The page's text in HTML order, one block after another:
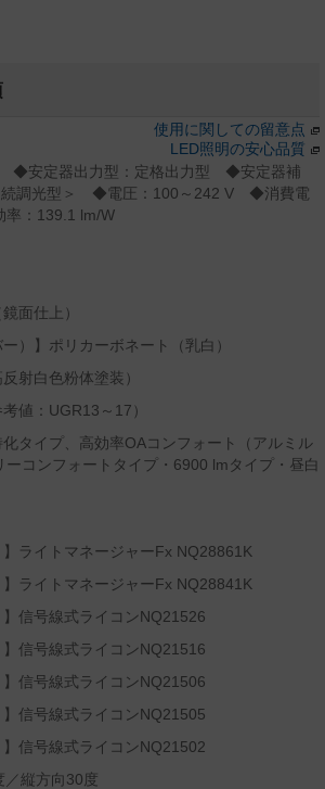
使用に関しての留意点
LED照明の安心品質
◆安定器出力型：定格出力型 ◆安定器補
続調光型＞ ◆電圧：100～242 V ◆消費電
：139.1 lm/W
面仕上）
）】ポリカーボネート（乳白）
射白色粉体塗装）
値：UGR13～17）
タイプ、高効率OAコンフォート（アルミル
コンフォートタイプ・6900 lmタイプ・昼白
】ライトマネージャーFx NQ28861K
】ライトマネージャーFx NQ28841K
】信号線式ライコンNQ21526
】信号線式ライコンNQ21516
】信号線式ライコンNQ21506
】信号線式ライコンNQ21505
】信号線式ライコンNQ21502
縦方向30度